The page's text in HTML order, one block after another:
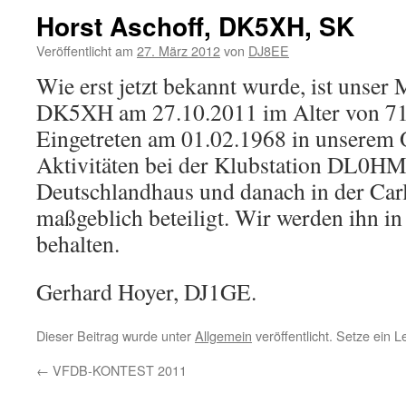
Horst Aschoff, DK5XH, SK
Veröffentlicht am 27. März 2012von DJ8EE
Wie erst jetzt bekannt wurde, ist
DK5XH am 27.10.2011 im Alter von
Eingetreten am 01.02.1968 in unserem
Aktivitäten bei der Klubstation
Deutschlandhaus und danach in der
maßgeblich beteiligt. Wir werden ihn
behalten.
Gerhard Hoyer, DJ1GE.
Dieser Beitrag wurde unterAllgemein veröffentlicht. Setze ein
← VFDB-KONTEST 2011